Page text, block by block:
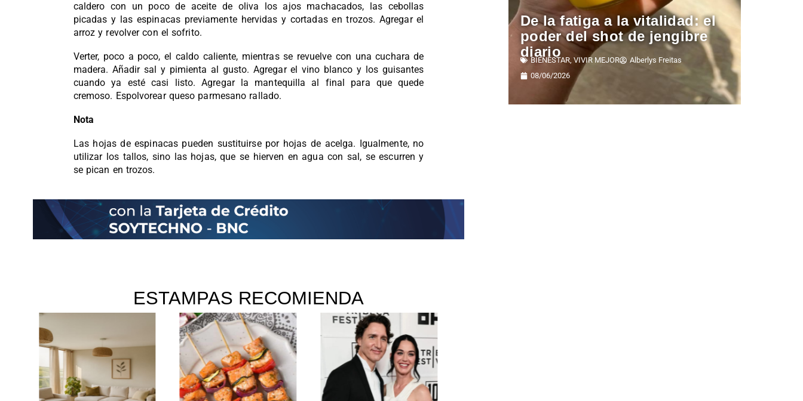
caldero con un poco de aceite de oliva los ajos machacados, las cebollas
picadas y las espinacas previamente hervidas y cortadas en trozos. Agregar el
arroz y revolver con el sofrito.
Verter, poco a poco, el caldo caliente, mientras se revuelve con una cuchara de
madera. Añadir sal y pimienta al gusto. Agregar el vino blanco y los guisantes
cuando ya esté casi listo. Agregar la mantequilla al final para que quede
cremoso. Espolvorear queso parmesano rallado.
Nota
Las hojas de espinacas pueden sustituirse por hojas de acelga. Igualmente, no
utilizar los tallos, sino las hojas, que se hierven en agua con sal, se escurren y
se pican en trozos.
ESTAMPAS RECOMIENDA
De la fatiga a la vitalidad: el
poder del shot de jengibre
diario
BIENESTAR, VIVIR MEJOR
Alberlys Freitas
08/06/2026